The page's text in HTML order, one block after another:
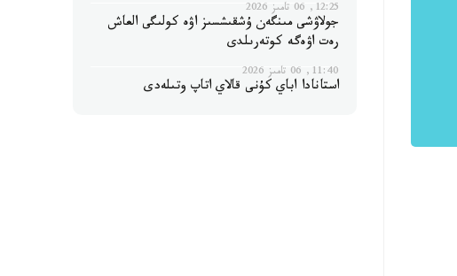
12:25, 06 تامىز 2026
جولاۋشى مىنگەن ۇشقىشسىز اۋە كولىگى العاش
رەت اۋەگە كوتەرىلدى
11:40, 06 تامىز 2026
استانادا اباي كۇنى قالاي اتاپ وتىلەدى